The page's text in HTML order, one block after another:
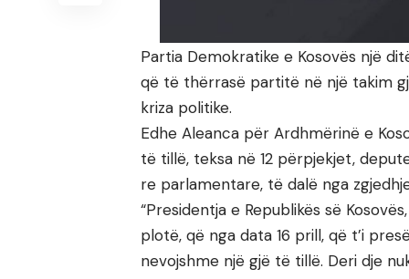
Partia Demokratike e Kosovës një
që të thërrasë partitë në një takim
kriza politike.
Edhe Aleanca për Ardhmërinë e
të tillë, teksa në 12 përpjekjet,
re parlamentare, të dalë nga
“Presidentja e Republikës së
plotë, që nga data 16 prill, që t’i
nevojshme një gjë të tillë. Deri dje